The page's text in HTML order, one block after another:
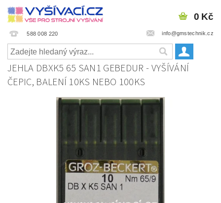
588 008 220 info@gmstechnik.cz
0 Kč
JEHLA DBXK5 65 SAN1 GEBEDUR - VYŠÍVÁNÍ
ČEPIC, BALENÍ 10KS NEBO 100KS